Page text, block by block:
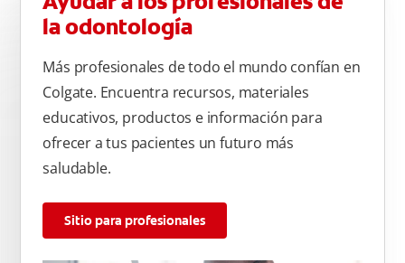
la odontología
Más profesionales de todo el mundo confían en
Colgate. Encuentra recursos, materiales
educativos, productos e información para
ofrecer a tus pacientes un futuro más
saludable.
Sitio para profesionales